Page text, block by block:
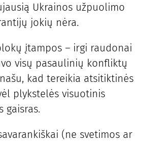
Ukrainos užpuolimo
jokių nėra.
įtampos – irgi raudonai
visų pasaulinių konfliktų
kad tereikia atsitiktinės
plykstelės visuotinis
gaisras.
(ne svetimos ar